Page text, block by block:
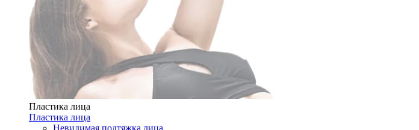
Пластика лица
Пластика лица
Невидимая подтяжка лица